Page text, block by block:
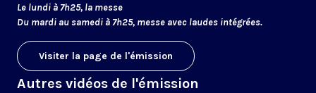
Le lundi à 7h25, la messe
Du mardi au samedi à 7h25, messe avec laudes intégrées.
Visiter la page de l'émission
Autres vidéos de l'émission